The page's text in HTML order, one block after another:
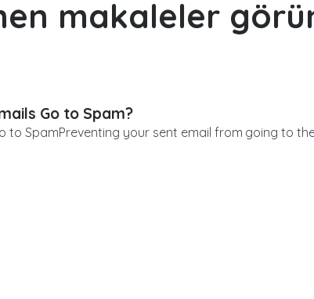
makaleler
Go to Spam?
to SpamPreventing your sent email from going to